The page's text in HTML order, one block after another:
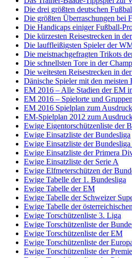
Die drei größten deutschen
Die größten Überraschungen bei
Die Handicaps einiger Fußball-
Die kürzesten Reisestrecken in
Die lauffleißigsten Spieler der
Die meistnachgefragten Trikots
Die schnellsten Tore in der
Die weitesten Reisestrecken in
Dänische Spieler mit den meisten
EM 2016 – Alle Stadien der EM
EM 2016 – Spielorte und Gruppen
EM 2016 Spielplan zum
EM-Spielplan 2012 zum
Ewige Eigentorschützenliste der
Ewige Einsatzliste der Bundesliga
Ewige Einsatzliste der
Ewige Einsatzliste der Primera
Ewige Einsatzliste der Serie A
Ewige Elfmeterschützen der
Ewige Tabelle der 1. Bundesliga
Ewige Tabelle der EM
Ewige Tabelle der Schweizer
Ewige Tabelle der
Ewige Torschützenliste 3. Liga
Ewige Torschützenliste der
Ewige Torschützenliste der EM
Ewige Torschützenliste der
Ewige Torschützenliste der